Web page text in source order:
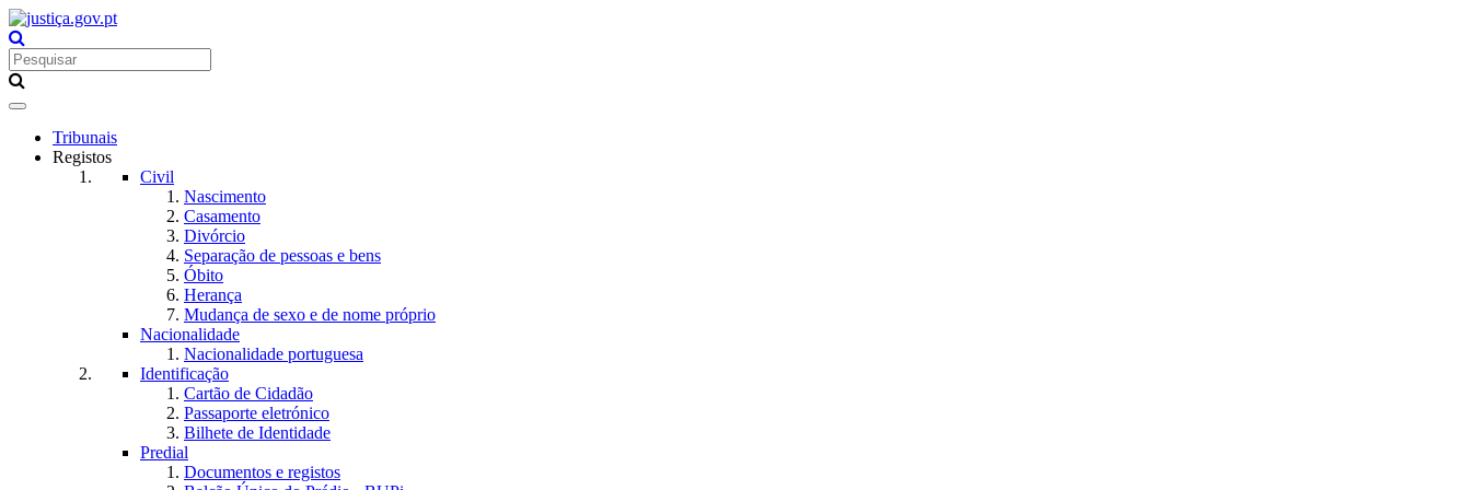
Toggle
navigationTribunais
Registos
Civil
Nascimento
Casamento
Divórcio
Separação de pessoas e bens
Óbito
Herança
Mudança de sexo e de nome próprio
Nacionalidade
Nacionalidade portuguesa
Identificação
Cartão de Cidadão
Passaporte eletrónico
Bilhete de Identidade
Predial
Documentos e registos